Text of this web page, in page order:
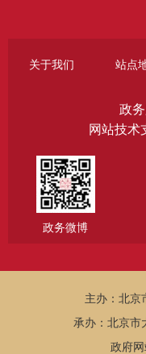
关于我们 站点
政
网站技术
政务微博
主办：北京
承办：北京市
政府网